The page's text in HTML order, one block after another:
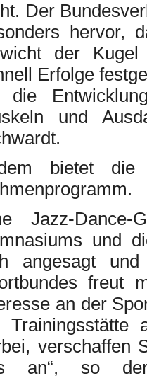
Der
hervor,
der
Erfolge
die
und
bietet die
Jazz-
und
angesagt
freut
an der
Trainingsstätte
verschaffen
an“, so der